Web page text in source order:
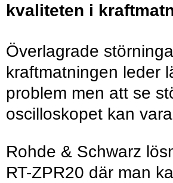
kvaliteten i
Överlagrade
kraftmatningen leder
problem men att se
oscilloskopet kan
Rohde & Schwarz
RT-ZPR20 där man